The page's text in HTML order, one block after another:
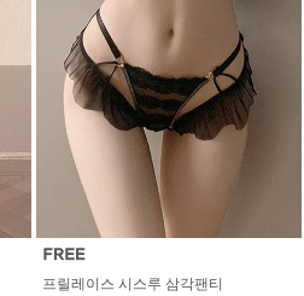
프릴레이스 시스루 삼각팬티